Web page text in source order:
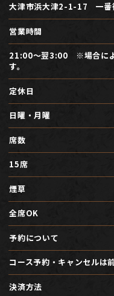
大津市浜大津2-1-17 一番
営業時間
21:00～翌3:00 ※場合によ
す。
定休日
日曜・月曜
席数
15席
煙草
全席OK
予約について
コース予約・キャンセルは
決済方法